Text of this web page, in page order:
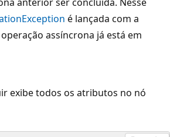
é lançada com a
assíncrona já está em
exibe todos os atributos no nó